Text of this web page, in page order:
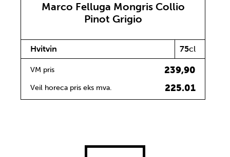
Marco Felluga Mongris Collio
Pinot Grigio
Hvitvin 75cl
VM pris 239,90
Veil horeca pris eks mva. 225.01